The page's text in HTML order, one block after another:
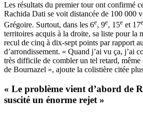
Les résultats du premier tour ont confirmé
Rachida Dati se voit distancée de 100 000
Grégoire. Surtout, dans les 6e, 9e, 15e et 17e
territoires acquis à la droite, sa liste pour la
recul de cinq à dix-sept points par rapport
d’arrondissement. « Quand j’ai vu ça, j’ai
très difficile de combler un tel retard,
de Bournazel », ajoute la colistière citée
« Le problème vient d’abord de
suscité un énorme rejet »